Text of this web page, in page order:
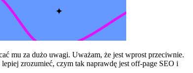
mu za dużo uwagi. Uważam, że jest wprost przeciwnie.
zrozumieć, czym tak naprawdę jest off-page SEO i